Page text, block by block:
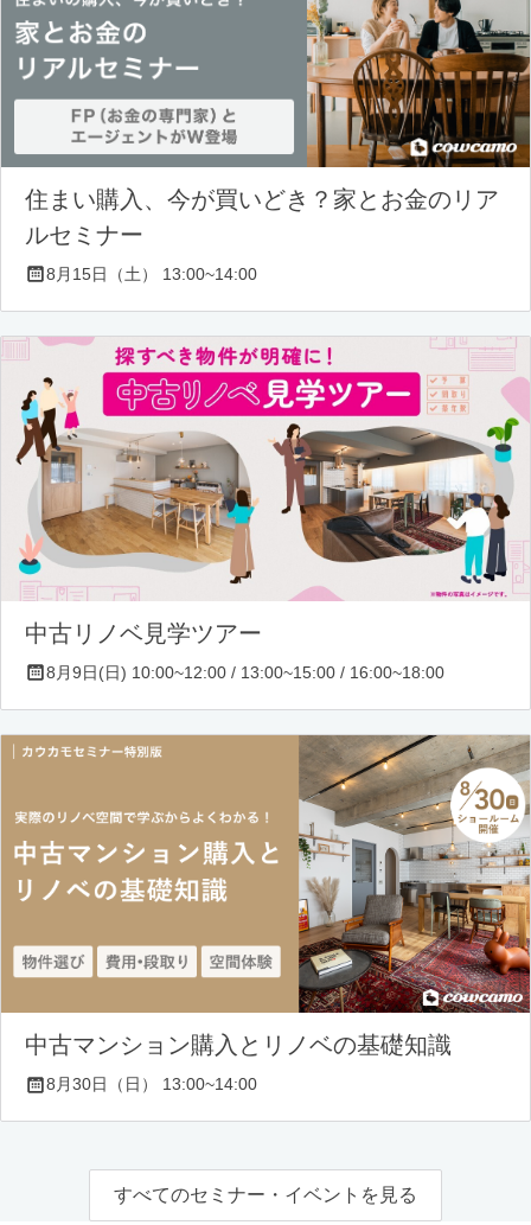
住まい購入、今が買いどき？家とお金のリア
ルセミナー
8月15日（土） 13:00~14:00
中古リノベ見学ツアー
8月9日(日) 10:00~12:00 / 13:00~15:00 / 16:00~18:00
中古マンション購入とリノベの基礎知識
8月30日（日） 13:00~14:00
すべてのセミナー・イベントを見る